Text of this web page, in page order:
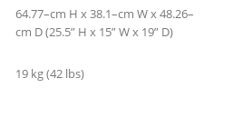
64.77–cm H x 38.1–cm W x 48.26–
cm D (25.5” H x 15” W x 19” D)
19 kg (42 lbs)